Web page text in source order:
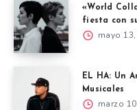
«World
fiesta con
mayo
EL HA: Un
Musicales
marzo